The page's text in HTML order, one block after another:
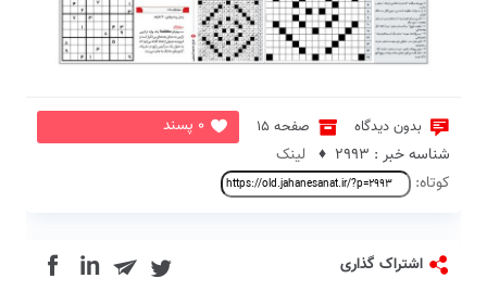
بدون دیدگاه صفحه 15
0 پسند
شناسه خبر : 2993 ♦
لینک
کوتاه:
اشتراک گذاری in